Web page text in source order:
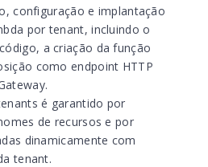
configuração e implantação
por tenant, incluindo o
a criação da função
como endpoint HTTP
é garantido por
de recursos e por
dinamicamente com
tenant.